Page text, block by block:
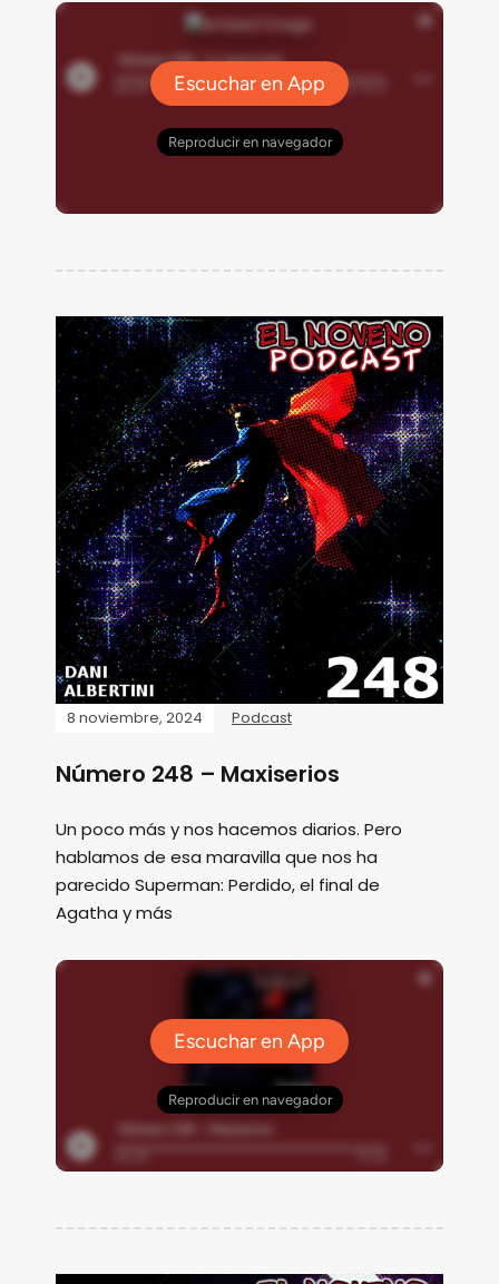
8 noviembre, 2024 Podcast
Número 248 – Maxiserios
Un poco más y nos hacemos diarios. Pero
hablamos de esa maravilla que nos ha
parecido Superman: Perdido, el final de
Agatha y más